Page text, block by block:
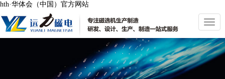
hth·华体会（中国）官方网站
切
换
导
航